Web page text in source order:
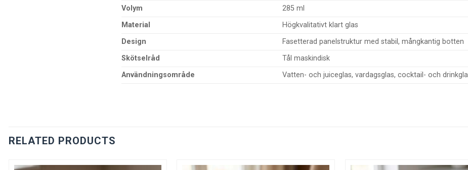
Material
Högkvalitativt klart glas
Design
Fasetterad panelstruktur med stabil, mångkantig botten
Skötselråd
Tål maskindisk
Användningsområde
Vatten- och juiceglas, vardagsglas, cocktail- och drinkglas